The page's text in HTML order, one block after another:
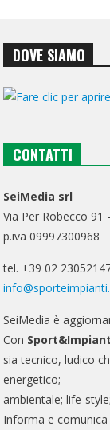
DOVE SIAMO
CONTATTI
SeiMedia srl
Via Per Robecco
p.iva 09997300968
tel. +39 02
SeiMedia è
Con
sia tecnico, ludico
energetico;
ambientale; life-
Informa e